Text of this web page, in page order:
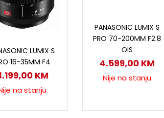
LUMIX S
16-35MM F4
KM
na stanju
PANASONIC LUMIX S
PRO 70-200MM F2.8
OIS
4.599,00 KM
Nije na stanju